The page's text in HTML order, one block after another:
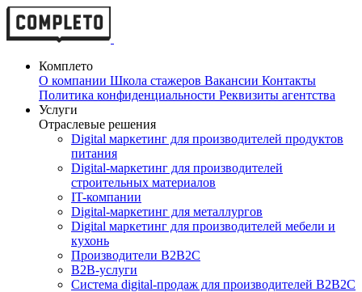
Комплето
О компании Школа стажеров Вакансии Контакты
Политика конфиденциальности Реквизиты агентства
Услуги
Отраслевые решения
Digital маркетинг для производителей продуктов
питания
Digital-маркетинг для производителей
строительных материалов
IT-компании
Digital-маркетинг для металлургов
Digital маркетинг для производителей мебели и
кухонь
Производители B2B2C
B2B-услуги
Cистема digital-продаж для производителей B2B2C